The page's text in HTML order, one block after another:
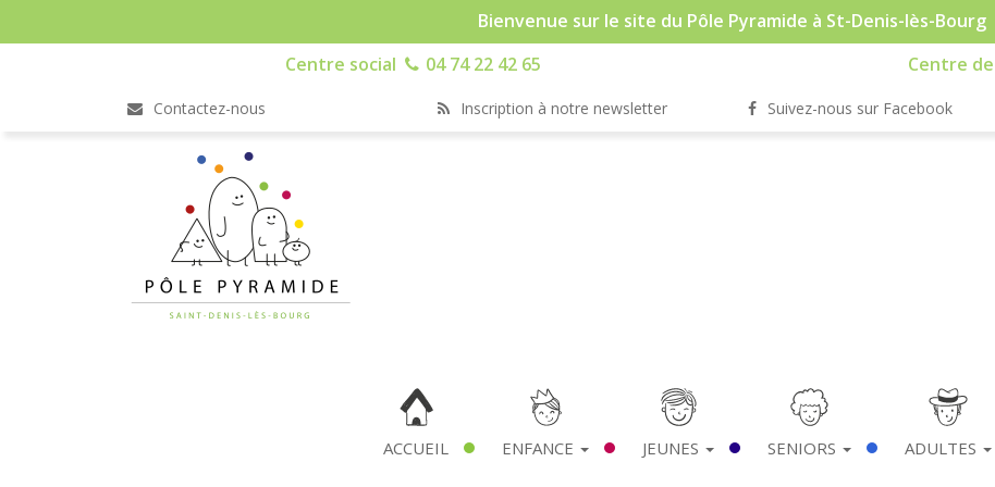
Bienvenue sur le site du Pôle Pyramide à St-Denis-lès-Bourg
Centre social
04 74 22 42 65 Centre
Contactez-nous Inscription à notre newsletter Suivez-nous sur Facebook
ACCUEIL ENFANCE JEUNES SENIORS ADULTES